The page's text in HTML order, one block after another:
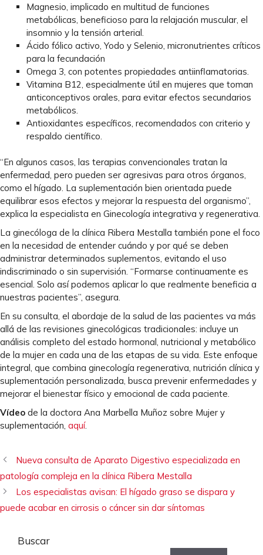
Magnesio, implicado en multitud de funciones
metabólicas, beneficioso para la relajación muscular, el
insomnio y la tensión arterial.
Ácido fólico activo, Yodo y Selenio, micronutrientes críticos
para la fecundación
Omega 3, con potentes propiedades antiinflamatorias.
Vitamina B12, especialmente útil en mujeres que toman
anticonceptivos orales, para evitar efectos secundarios
metabólicos.
Antioxidantes específicos, recomendados con criterio y
respaldo científico.
“En algunos casos, las terapias convencionales tratan la
enfermedad, pero pueden ser agresivas para otros órganos,
como el hígado. La suplementación bien orientada puede
equilibrar esos efectos y mejorar la respuesta del organismo”,
explica la especialista en Ginecología integrativa y regenerativa.
La ginecóloga de la clínica Ribera Mestalla también pone el foco
en la necesidad de entender cuándo y por qué se deben
administrar determinados suplementos, evitando el uso
indiscriminado o sin supervisión. “Formarse continuamente es
esencial. Solo así podemos aplicar lo que realmente beneficia a
nuestras pacientes”, asegura.
En su consulta, el abordaje de la salud de las pacientes va más
allá de las revisiones ginecológicas tradicionales: incluye un
análisis completo del estado hormonal, nutricional y metabólico
de la mujer en cada una de las etapas de su vida. Este enfoque
integral, que combina ginecología regenerativa, nutrición clínica y
suplementación personalizada, busca prevenir enfermedades y
mejorar el bienestar físico y emocional de cada paciente.
Vídeo de la doctora Ana Marbella Muñoz sobre Mujer y
suplementación, aquí.
Nueva consulta de Aparato Digestivo especializada en
patología compleja en la clínica Ribera Mestalla
Los especialistas avisan: El hígado graso se dispara y
puede acabar en cirrosis o cáncer sin dar síntomas
Buscar